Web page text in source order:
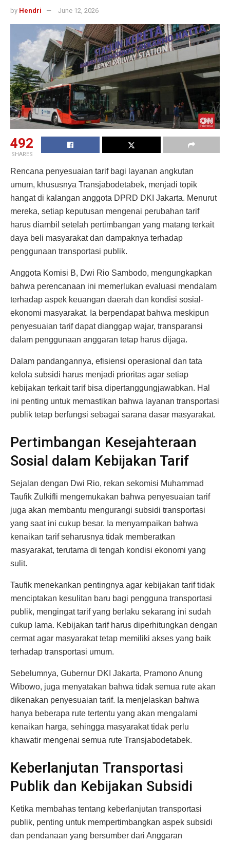
by Hendri June 12, 2026
492
SHARES
Rencana penyesuaian tarif bagi layanan angkutan
umum, khususnya Transjabodetabek, menjadi topik
hangat di kalangan anggota DPRD DKI Jakarta. Menurut
mereka, setiap keputusan mengenai perubahan tarif
harus diambil setelah pertimbangan yang matang terkait
daya beli masyarakat dan dampaknya terhadap
penggunaan transportasi publik.
Anggota Komisi B, Dwi Rio Sambodo, mengungkapkan
bahwa perencanaan ini memerlukan evaluasi mendalam
terhadap aspek keuangan daerah dan kondisi sosial-
ekonomi masyarakat. Ia berpendapat bahwa meskipun
penyesuaian tarif dapat dianggap wajar, transparansi
dalam penggunaan anggaran tetap harus dijaga.
Dalam pandangannya, efisiensi operasional dan tata
kelola subsidi harus menjadi prioritas agar setiap
kebijakan terkait tarif bisa dipertanggungjawabkan. Hal
ini penting untuk memastikan bahwa layanan transportasi
publik tetap berfungsi sebagai sarana dasar masyarakat.
Pertimbangan Kesejahteraan
Sosial dalam Kebijakan Tarif
Sejalan dengan Dwi Rio, rekan sekomisi Muhammad
Taufik Zulkifli mengemukakan bahwa penyesuaian tarif
juga akan membantu mengurangi subsidi transportasi
yang saat ini cukup besar. Ia menyampaikan bahwa
kenaikan tarif seharusnya tidak memberatkan
masyarakat, terutama di tengah kondisi ekonomi yang
sulit.
Taufik menekankan pentingnya agar kebijakan tarif tidak
menciptakan kesulitan baru bagi pengguna transportasi
publik, mengingat tarif yang berlaku sekarang ini sudah
cukup lama. Kebijakan tarif harus diperhitungkan dengan
cermat agar masyarakat tetap memiliki akses yang baik
terhadap transportasi umum.
Sebelumnya, Gubernur DKI Jakarta, Pramono Anung
Wibowo, juga menyatakan bahwa tidak semua rute akan
dikenakan penyesuaian tarif. Ia menjelaskan bahwa
hanya beberapa rute tertentu yang akan mengalami
kenaikan harga, sehingga masyarakat tidak perlu
khawatir mengenai semua rute Transjabodetabek.
Keberlanjutan Transportasi
Publik dan Kebijakan Subsidi
Ketika membahas tentang keberlanjutan transportasi
publik, penting untuk mempertimbangkan aspek subsidi
dan pendanaan yang bersumber dari Anggaran